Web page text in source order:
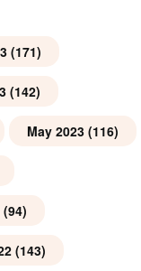
(171)
(142)
May 2023 (116)
(94)
(143)